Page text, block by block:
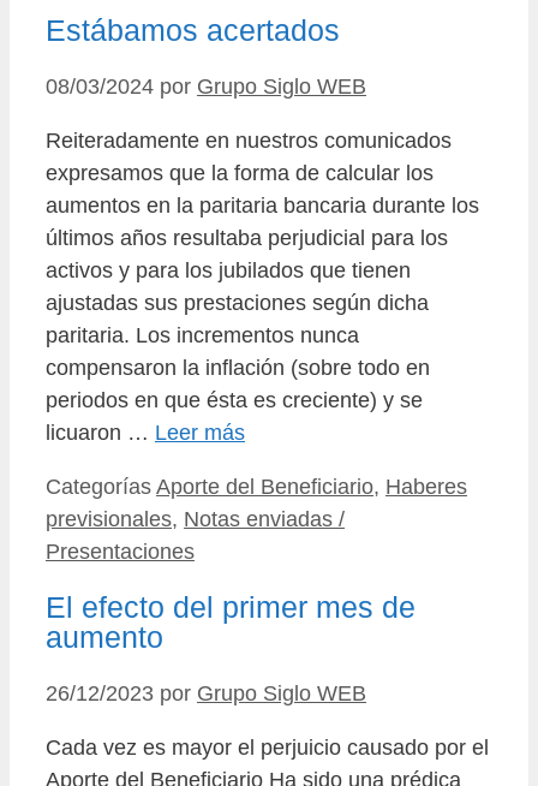
Estábamos acertados
08/03/2024 por Grupo Siglo WEB
Reiteradamente en nuestros comunicados
expresamos que la forma de calcular los
aumentos en la paritaria bancaria durante los
últimos años resultaba perjudicial para los
activos y para los jubilados que tienen
ajustadas sus prestaciones según dicha
paritaria. Los incrementos nunca
compensaron la inflación (sobre todo en
periodos en que ésta es creciente) y se
licuaron … Leer más
Categorías Aporte del Beneficiario, Haberes
previsionales, Notas enviadas /
Presentaciones
El efecto del primer mes de
aumento
26/12/2023 por Grupo Siglo WEB
Cada vez es mayor el perjuicio causado por el
Aporte del Beneficiario Ha sido una prédica